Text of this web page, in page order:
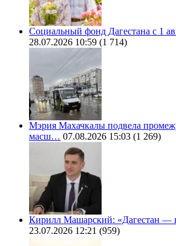
Социальный фонд Дагестана с 1
28.07.2026 10:59 (1 714)
Мэрия Махачкалы подвела
масш… 07.08.2026 15:03 (1 269)
Кирилл Машарский: «Дагестан —
23.07.2026 12:21 (959)